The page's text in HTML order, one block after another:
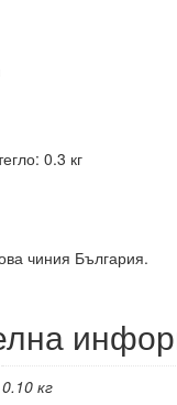
0.3 кг
чиния България.
0.10 кг